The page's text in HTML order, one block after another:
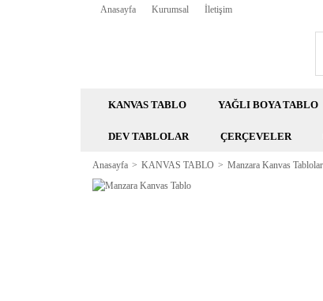
Anasayfa Kurumsal İletişim
KANVAS TABLO YAĞLI BOYA TABLO
DEV TABLOLAR ÇERÇEVELER
Anasayfa KANVAS TABLO Manzara Kanvas Tablolar